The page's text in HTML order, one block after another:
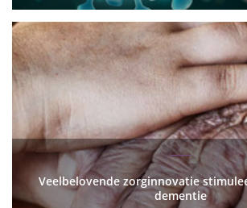
Veelbelovende zorginnovatie
dementie